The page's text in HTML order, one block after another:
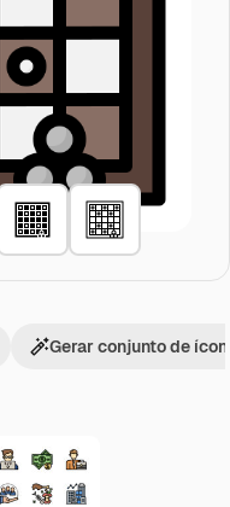
Gerar conjunto de